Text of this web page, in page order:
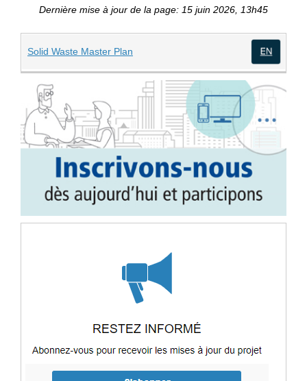
Dernière mise à jour de la page: 15 juin 2026, 13h45
Solid Waste Master Plan